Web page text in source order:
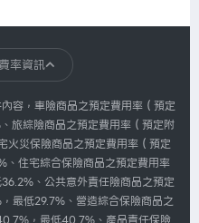
正該充的...
辦單位忙...
率資訊
容，車險商品之預定費用率（預定
旅綜險商品之預定費用率（預定附
火災保險商品之預定費用率（預定
住宅綜合保險商品之預定費用率
、公共意外責任險商品之預定
最低29.7%、營造綜合保險商品之
，最低40.7%、產品責任保險